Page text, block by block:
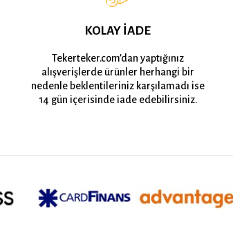
KOLAY İADE
Tekerteker.com’dan yaptığınız
alışverişlerde ürünler herhangi bir
nedenle beklentileriniz karşılamadı ise
14 gün içerisinde iade edebilirsiniz.